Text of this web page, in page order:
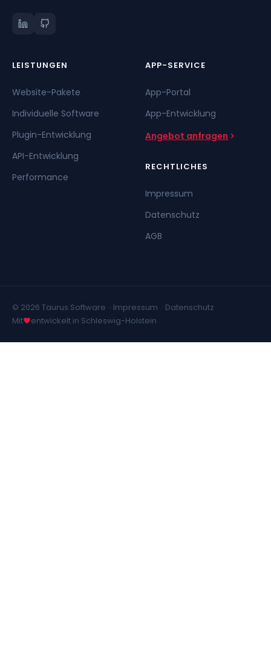
LEISTUNGEN
Website-Pakete
Individuelle Software
Plugin-Entwicklung
API-Entwicklung
Performance
APP-SERVICE
App-Portal
App-Entwicklung
Angebot anfragen
RECHTLICHES
Impressum
Datenschutz
AGB
© 2026 Taurus Software · Impressum · Datenschutz
Mit
entwickelt in Schleswig-Holstein